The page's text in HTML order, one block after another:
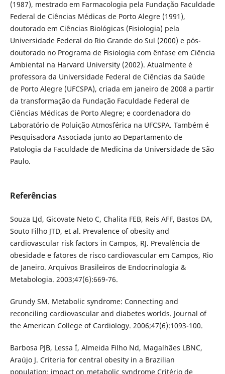
(1987), mestrado em Farmacologia pela Fundação Faculdade
Federal de Ciências Médicas de Porto Alegre (1991),
doutorado em Ciências Biológicas (Fisiologia) pela
Universidade Federal do Rio Grande do Sul (2000) e pós-
doutorado no Programa de Fisiologia com ênfase em Ciência
Ambiental na Harvard University (2002). Atualmente é
professora da Universidade Federal de Ciências da Saúde
de Porto Alegre (UFCSPA), criada em janeiro de 2008 a partir
da transformação da Fundação Faculdade Federal de
Ciências Médicas de Porto Alegre; e coordenadora do
Laboratório de Poluição Atmosférica na UFCSPA. Também é
Pesquisadora Associada junto ao Departamento de
Patologia da Faculdade de Medicina da Universidade de São
Paulo.
Referências
Souza LJd, Gicovate Neto C, Chalita FEB, Reis AFF, Bastos DA,
Souto Filho JTD, et al. Prevalence of obesity and
cardiovascular risk factors in Campos, RJ. Prevalência de
obesidade e fatores de risco cardiovascular em Campos, Rio
de Janeiro. Arquivos Brasileiros de Endocrinologia &
Metabologia. 2003;47(6):669-76.
Grundy SM. Metabolic syndrome: Connecting and
reconciling cardiovascular and diabetes worlds. Journal of
the American College of Cardiology. 2006;47(6):1093-100.
Barbosa PJB, Lessa Í, Almeida Filho Nd, Magalhães LBNC,
Araújo J. Criteria for central obesity in a Brazilian
population: impact on metabolic syndrome Critério de